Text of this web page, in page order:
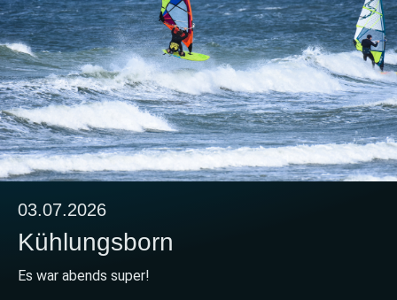
03.07.2026
Kühlungsborn
Es war abends super!